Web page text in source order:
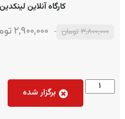
کارگاه آنلاین
تومان3,800,000
2,900,000
برگزار شده